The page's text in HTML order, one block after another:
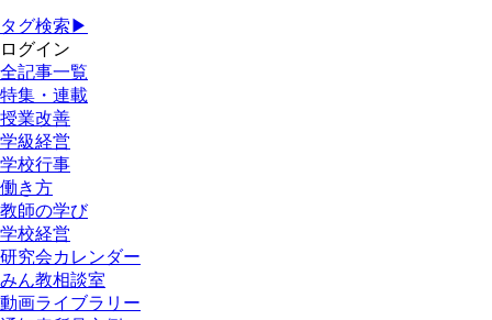
タグ検索▶
ログイン
全記事一覧
特集・連載
授業改善
学級経営
学校行事
働き方
教師の学び
学校経営
研究会カレンダー
みん教相談室
動画ライブラリー